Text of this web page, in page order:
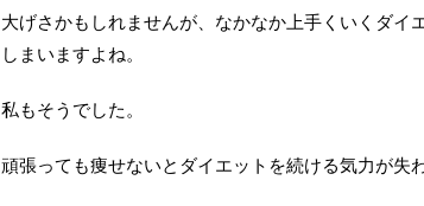
大げさかもしれませんが、なかなか上手くいくダイ
しまいますよね。
私もそうでした。
頑張っても痩せないとダイエットを続ける気力が失